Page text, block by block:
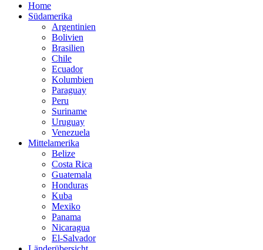
Home
Südamerika
Argentinien
Bolivien
Brasilien
Chile
Ecuador
Kolumbien
Paraguay
Peru
Suriname
Uruguay
Venezuela
Mittelamerika
Belize
Costa Rica
Guatemala
Honduras
Kuba
Mexiko
Panama
Nicaragua
El-Salvador